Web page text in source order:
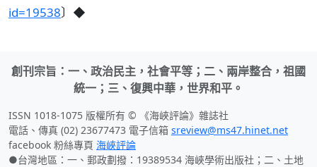
id=19538〕◆
創刊宗旨：一、政治民主，社會平等；二、兩岸整合，祖國
統一；三、復興中華，世界和平。
ISSN 1018-1075 版權所有 © 《海峽評論》雜誌社
電話、傳真 (02) 23677473 電子信箱 sreview@ms47.hinet.net
facebook 粉絲專頁 海峽評論
●台灣地區：一、郵政劃撥：19389534 海峽學術出版社；二、土地